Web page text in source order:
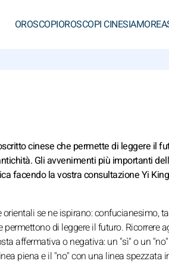
OROSCOPIOROSCOPI CINESIAMORE
cinese che permette di leggere il
Gli avvenimenti più importanti
facendo la vostraconsultazione Yi
se ne ispirano: confucianesimo,
di leggere il futuro. Ricorrere
affermativa o negativa: un "sì" o un
piena e il "no" con una linea spezzata